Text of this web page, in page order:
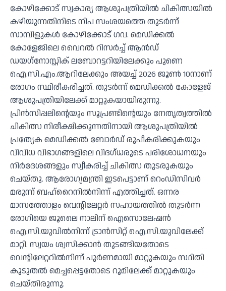
കോഴിക്കോട് സ്വകാര്യ ആശുപത്രിയില്‍ ചികിത്സയില്‍
കഴിയുന്നതിനിടെ നിപ സംശയത്തെ തുടര്‍ന്ന്
സാമ്പിളുകള്‍ കോഴിക്കോട് ഗവ. മെഡിക്കല്‍
കോളേജിലെ വൈറല്‍ റിസര്‍ച്ച് ആന്‍ഡ്
ഡയഗ്‌നോസ്റ്റിക് ലബോറട്ടറിയിലേക്കും പുണെ
ഐ.സി.എം.ആറിലേക്കും അയച്ച് 2026 ജൂണ്‍ 10നാണ്
രോഗം സ്ഥിരീകരിച്ചത്. തുടര്‍ന്ന് മെഡിക്കല്‍ കോളേജ്
ആശുപത്രിയിലേക്ക് മാറ്റുകയായിരുന്നു.
പ്രിന്‍സിപ്പലിന്റെയും സൂപ്രണ്ടിന്റെയും നേതൃത്വത്തില്‍
ചികിത്സ നിരീക്ഷിക്കുന്നതിനായി ആശുപത്രിയില്‍
പ്രത്യേക മെഡിക്കല്‍ ബോര്‍ഡ് രൂപീകരിക്കുകയും
വിവിധ വിഭാഗങ്ങളിലെ വിദഗ്ധരുടെ പരിശോധനയും
നിര്‍ദേശങ്ങളും സ്വീകരിച്ച് ചികിത്സ തുടരുകയും
ചെയ്തു. ആരോഗ്യമന്ത്രി ഇടപെട്ടാണ് റെംഡിസിവര്‍
മരുന്ന് ബഹ്‌റൈനില്‍നിന്ന് എത്തിച്ചത്. ഒന്നര
മാസത്തോളം വെന്റിലേറ്റര്‍ സഹായത്തില്‍ തുടര്‍ന്ന
രോഗിയെ ജൂലൈ നാലിന് ഐസൊലേഷന്‍
ഐ.സി.യുവില്‍നിന്ന് ട്രാന്‍സിറ്റ് ഐ.സി.യുവിലേക്ക്
മാറ്റി. സ്വയം ശ്വസിക്കാന്‍ തുടങ്ങിയതോടെ
വെന്റിലേറ്ററില്‍നിന്ന് പൂര്‍ണമായി മാറ്റുകയും സ്ഥിതി
കൂടുതല്‍ മെച്ചപ്പെട്ടതോടെ റൂമിലേക്ക് മാറ്റുകയും
ചെയ്തിരുന്നു.